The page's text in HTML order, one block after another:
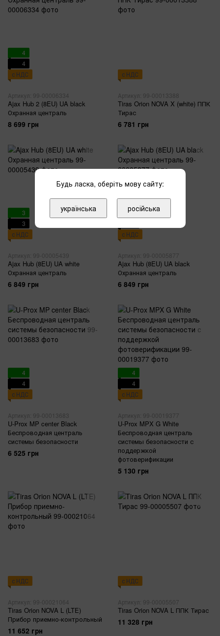
4
4
с НДС
Артикул: 99-00006334
Ajax Hub 2 (8EU) UA black
Охранная централь
8 699 грн
с НДС
Артикул: 99-00013388
Tiras Orion NOVA X (white) ППК
Тирас
6 781 грн
3
3
с НДС
Артикул: 99-00005439
Ajax Hub (8EU) UA white
Охранная централь
6 849 грн
3
с НДС
Артикул: 99-00005877
Ajax Hub (8EU) UA black
Охранная централь
6 849 грн
4
4
с НДС
Артикул: 99-00013683
U-Prox MP center Black
Беспроводная централь
системы безопасности
6 525 грн
4
4
с НДС
Артикул: 99-00019377
U-Prox MPX G White
Беспроводная централь
системы безопасности с
поддержкой
фотоверификации
5 130 грн
с НДС
Артикул: 99-00021064
Tiras Orion NOVA L (LTE)
Прибор приемно-контрольный
11 652 грн
с НДС
Артикул: 99-00005507
Tiras Orion NOVA L ППК Тирас
11 328 грн
Будь ласка, оберіть мову сайту:
українська російська